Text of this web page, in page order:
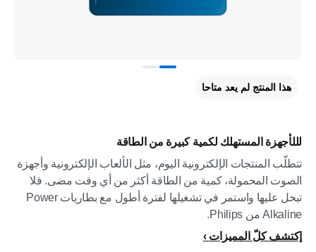
لللأجهزة المستهلك لكمية كبيرة من الطاقة
تتطلّب المنتجات الإلكترونية اليوم، مثل الألعاب الإلكترونية وأجهزة
الصوت المحمولة، كمية من الطاقة أكثر من أي وقت مضى. فلا
تبخل عليها واستمر في تشغيلها لفترة أطول مع بطاريات Power
Alkaline من Philips.
إكتشف كلّ المميزات
هذا المنتج لم يعد متاحا